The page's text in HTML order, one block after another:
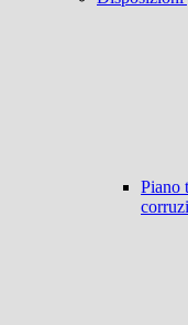
Piano